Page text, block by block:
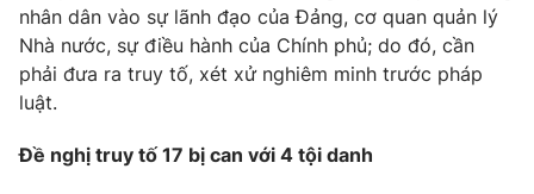
Chuyên mục khác
Emagazine Podcast
Photo Infographic
nhân dân vào sự lãnh đạo của Đảng, cơ quan quản lý
Nhà nước, sự điều hành của Chính phủ; do đó, cần
phải đưa ra truy tố, xét xử nghiêm minh trước pháp
luật.
Đề nghị truy tố 17 bị can với 4 tội danh